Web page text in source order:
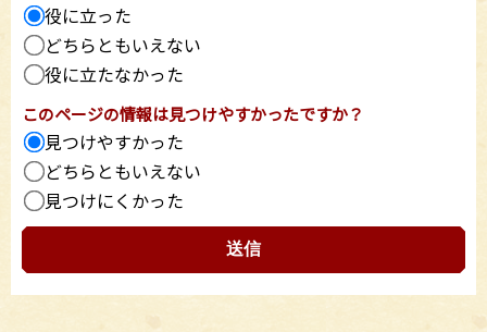
役に立った
どちらともいえない
役に立たなかった
このページの情報は見つけやすかったですか？
見つけやすかった
どちらともいえない
見つけにくかった